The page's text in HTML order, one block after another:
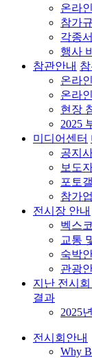
온라
참가
각종
행사
참관안내
온라
온라
현장
2025
미디어센터
공지
보도
포토
참가
전시장 안내
벡스
교통
숙박
관광
지난 전시
결과
2025
전시회안내
Why